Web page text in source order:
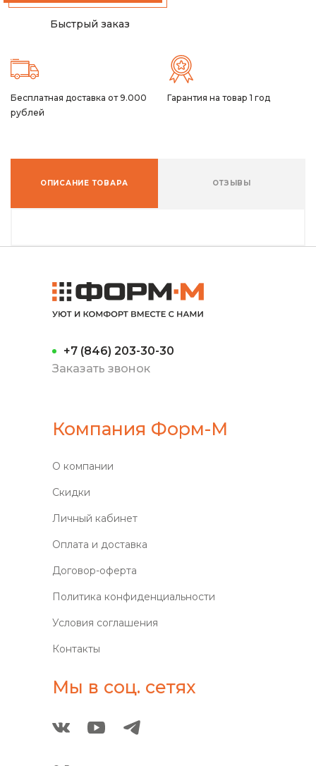
Быстрый заказ
Бесплатная доставка от 9.000
рублей
Гарантия на товар 1 год
ОПИСАНИЕ ТОВАРА ОТЗЫВЫ
+7 (846) 203-30-30
Заказать звонок
Компания Форм-М
О компании
Скидки
Личный кабинет
Оплата и доставка
Договор-оферта
Политика конфиденциальности
Условия соглашения
Контакты
Мы в соц. сетях